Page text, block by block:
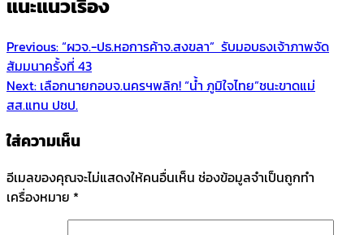
แนะแนวเรื่อง
Previous:“ผวจ.-ปธ.หอการค้าจ.สงขลา” รับมอบธงเจ้าภาพจัด
สัมมนาครั้งที่ 43
Next: เลือกนายกอบจ.นครฯพลิก! “น้ำ ภูมิใจไทย”ชนะขาดแม่
สส.แทน ปชป.
ใส่ความเห็น
อีเมลของคุณจะไม่แสดงให้คนอื่นเห็น ช่องข้อมูลจำเป็นถูกทำ
เครื่องหมาย *